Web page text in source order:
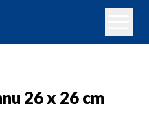
26 x 26 cm